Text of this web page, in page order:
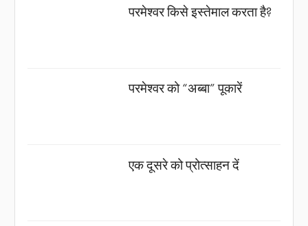
परमेश्वर किसे इस्तेमाल करता है?
परमेश्वर को “अब्बा” पूकारें
एक दूसरे को प्रोत्साहन दें